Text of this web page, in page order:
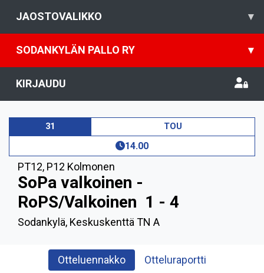
JAOSTOVALIKKO ▾
SODANKYLÄN PALLO RY ▾
KIRJAUDU
31 TOU
14.00
PT12, P12 Kolmonen
SoPa valkoinen -
RoPS/Valkoinen 1 - 4
Sodankylä, Keskuskenttä TN A
Otteluennakko Otteluraportti